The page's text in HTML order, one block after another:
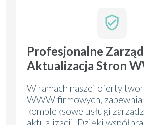
Profesjonalne
Aktualizacja Stron
W ramach naszej oferty
WWW firmowych,
kompleksowe usługi
aktualizacji. Dzięki